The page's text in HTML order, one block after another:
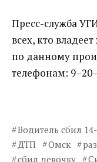
Пресс-служба
всех, кто
по данному
телефонам:
Водитель сбил
ДТП
Омск
сбил девочку